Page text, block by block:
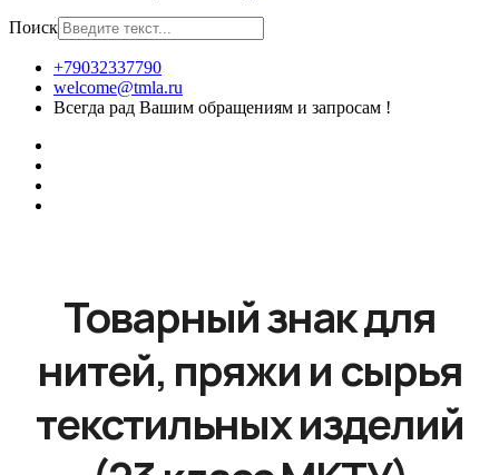
Поиск
+79032337790
welcome@tmla.ru
Всегда рад Вашим обращениям и запросам !
Товарный знак для
нитей, пряжи и сырья
текстильных изделий